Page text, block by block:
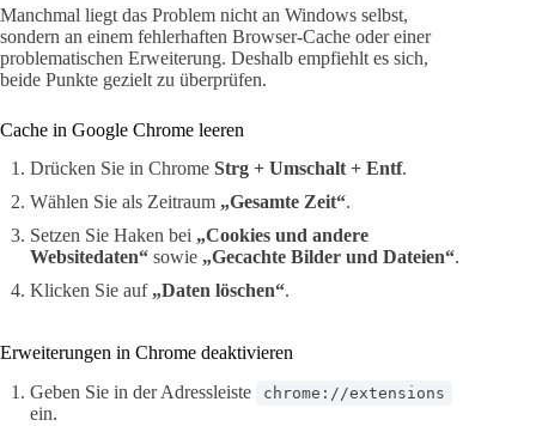
Manchmal liegt das Problem nicht an Windows selbst,
sondern an einem fehlerhaften Browser-Cache oder einer
problematischen Erweiterung. Deshalb empfiehlt es sich,
beide Punkte gezielt zu überprüfen.
Cache in Google Chrome leeren
Drücken Sie in Chrome Strg + Umschalt + Entf.
Wählen Sie als Zeitraum „Gesamte Zeit“.
Setzen Sie Haken bei „Cookies und andere
Websitedaten“ sowie „Gecachte Bilder und Dateien“.
Klicken Sie auf „Daten löschen“.
Erweiterungen in Chrome deaktivieren
Geben Sie in der Adressleiste
chrome://extensions
ein.